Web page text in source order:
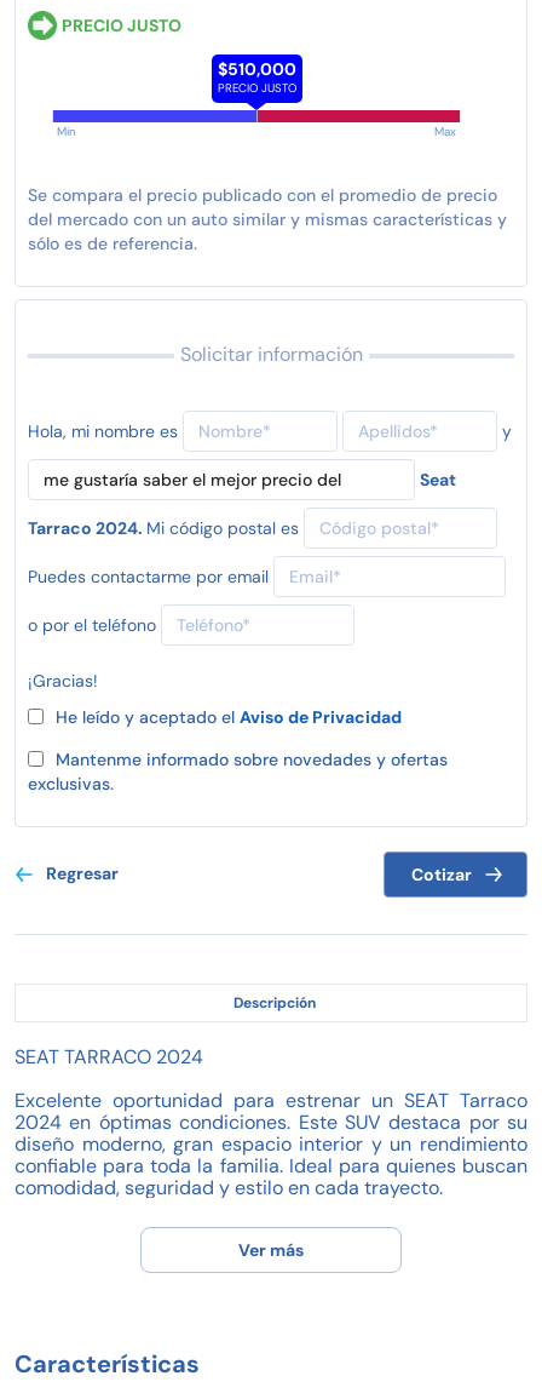
PRECIO JUSTO
$510,000
PRECIO JUSTO
Min Max
Se compara el precio publicado con el promedio de precio
del mercado con un auto similar y mismas características y
sólo es de referencia.
Solicitar información
Hola, mi nombre es y
Seat
Tarraco 2024. Mi código postal es
Puedes contactarme por email
o por el teléfono
¡Gracias!
He leído y aceptado el Aviso de Privacidad
Mantenme informado sobre novedades y ofertas
exclusivas.
Regresar Cotizar
Descripción
SEAT TARRACO 2024
Excelente oportunidad para estrenar un SEAT Tarraco
2024 en óptimas condiciones. Este SUV destaca por su
diseño moderno, gran espacio interior y un rendimiento
confiable para toda la familia. Ideal para quienes buscan
comodidad, seguridad y estilo en cada trayecto.
Características destacadas:
- Transmisión automática
- Único dueño
Ver más
Características